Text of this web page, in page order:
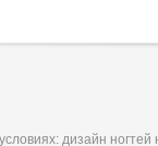
дизайн